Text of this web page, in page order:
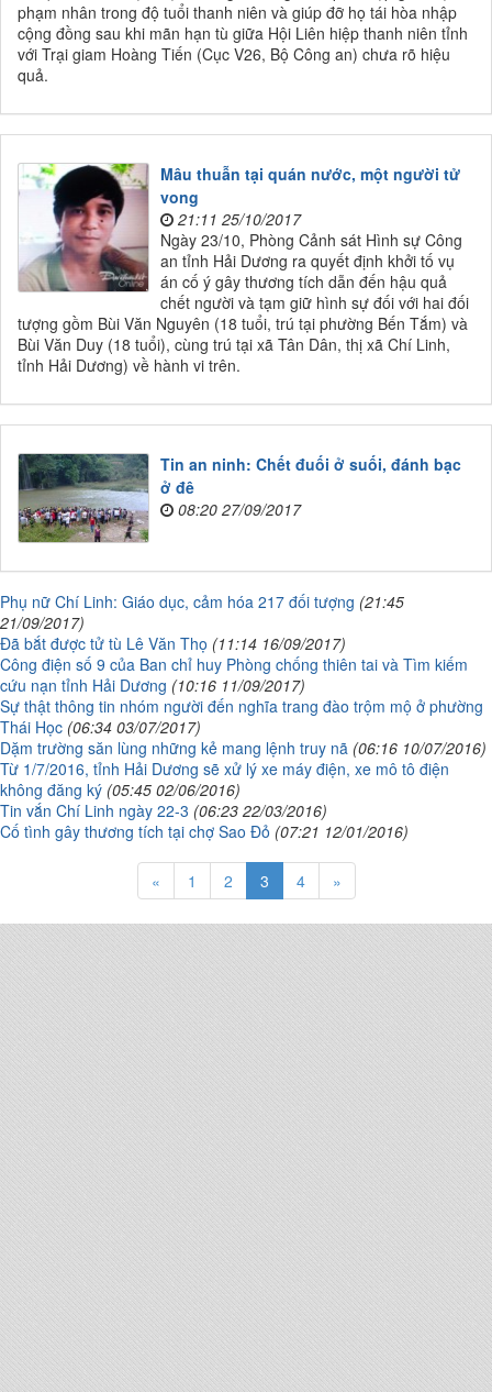
phạm nhân trong độ tuổi thanh niên và giúp đỡ họ tái hòa nhập
cộng đồng sau khi mãn hạn tù giữa Hội Liên hiệp thanh niên tỉnh
với Trại giam Hoàng Tiến (Cục V26, Bộ Công an) chưa rõ hiệu
quả.
Mâu thuẫn tại quán nước, một người tử
vong
21:11 25/10/2017
Ngày 23/10, Phòng Cảnh sát Hình sự Công
an tỉnh Hải Dương ra quyết định khởi tố vụ
án cố ý gây thương tích dẫn đến hậu quả
chết người và tạm giữ hình sự đối với hai đối
tượng gồm Bùi Văn Nguyên (18 tuổi, trú tại phường Bến Tắm) và
Bùi Văn Duy (18 tuổi), cùng trú tại xã Tân Dân, thị xã Chí Linh,
tỉnh Hải Dương) về hành vi trên.
Tin an ninh: Chết đuối ở suối, đánh bạc
ở đê
08:20 27/09/2017
Phụ nữ Chí Linh: Giáo dục, cảm hóa 217 đối tượng (21:45
21/09/2017)
Đã bắt được tử tù Lê Văn Thọ (11:14 16/09/2017)
Công điện số 9 của Ban chỉ huy Phòng chống thiên tai và Tìm kiếm
cứu nạn tỉnh Hải Dương (10:16 11/09/2017)
Sự thật thông tin nhóm người đến nghĩa trang đào trộm mộ ở phường
Thái Học (06:34 03/07/2017)
Dặm trường săn lùng những kẻ mang lệnh truy nã (06:16 10/07/2016)
Từ 1/7/2016, tỉnh Hải Dương sẽ xử lý xe máy điện, xe mô tô điện
không đăng ký (05:45 02/06/2016)
Tin vắn Chí Linh ngày 22-3 (06:23 22/03/2016)
Cố tình gây thương tích tại chợ Sao Đỏ (07:21 12/01/2016)
« 1 2 3 4 »